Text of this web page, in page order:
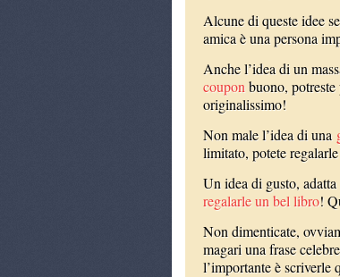
Alcune di queste idee
amica è una persona
Anche l’idea di un
couponbuono,
originalissimo!
Non male l’idea di una
limitato, potete
Un idea di gusto,
regalarle un bel libro!
Non dimenticate,
magari una frase
l’importante è scriverle